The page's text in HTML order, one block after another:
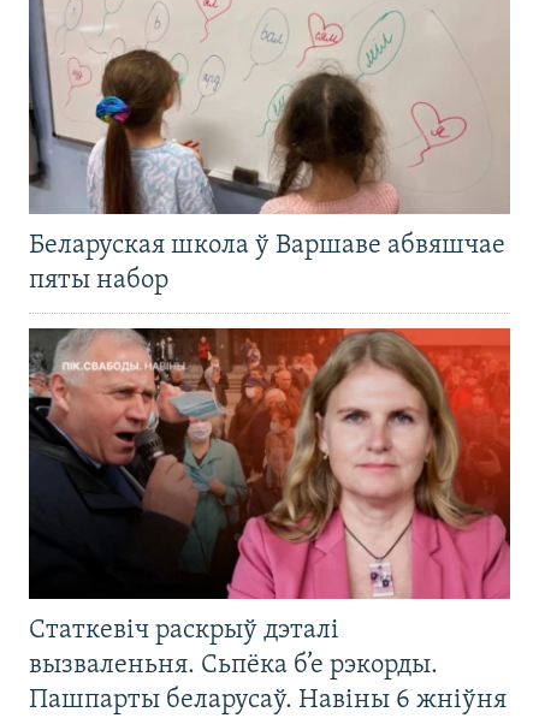
Беларуская школа ў Варшаве абвяшчае
пяты набор
Статкевіч раскрыў дэталі
вызваленьня. Сьпёка б’е рэкорды.
Пашпарты беларусаў. Навіны 6 жніўня